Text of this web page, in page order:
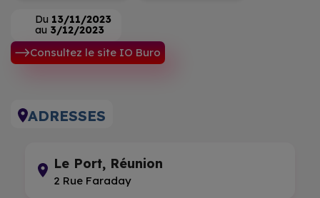
Du 13/11/2023
au 3/12/2023
Consultez le site IO Buro
ADRESSES
Le Port, Réunion
2 Rue Faraday